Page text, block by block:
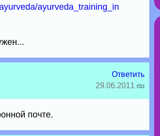
ayurveda_training_in
Ответить
29.06.2011
почте.